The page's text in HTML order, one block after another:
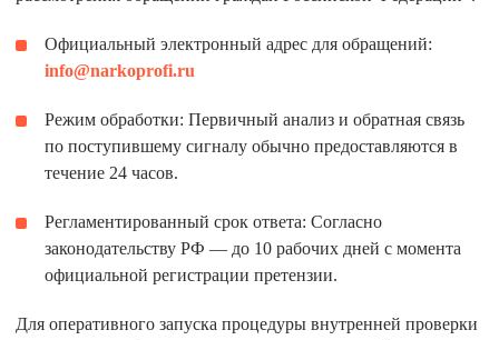
Официальный электронный адрес для обращений:
info@narkoprofi.ru
Режим обработки: Первичный анализ и обратная связь
по поступившему сигналу обычно предоставляются в
течение 24 часов.
Регламентированный срок ответа: Согласно
законодательству РФ — до 10 рабочих дней с момента
официальной регистрации претензии.
Для оперативного запуска процедуры внутренней проверки